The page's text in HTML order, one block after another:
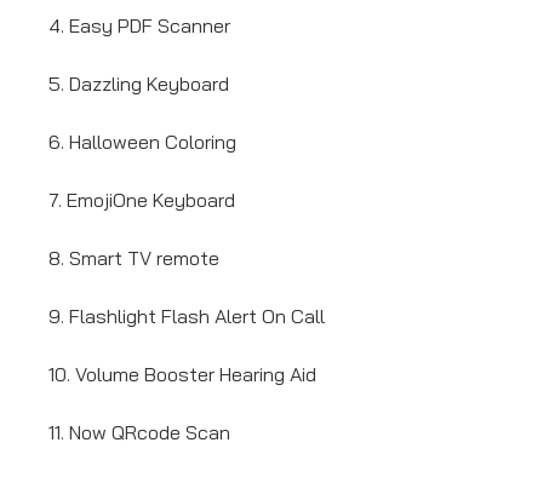
4. Easy PDF Scanner
5. Dazzling Keyboard
6. Halloween Coloring
7. EmojiOne Keyboard
8. Smart TV remote
9. Flashlight Flash Alert On Call
10. Volume Booster Hearing Aid
11. Now QRcode Scan